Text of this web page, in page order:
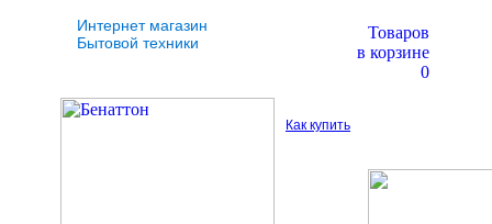
Интернет магазин
Бытовой техники
Товаров
в корзине
0
Как купить